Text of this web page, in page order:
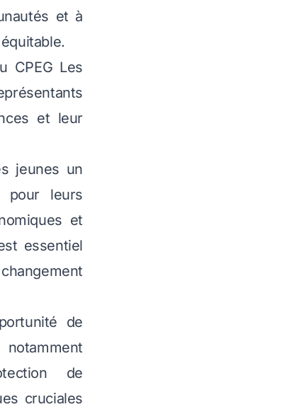
et à
CPEG Les
et leur
jeunes un
pour leurs
et
essentiel
de
de
cruciales